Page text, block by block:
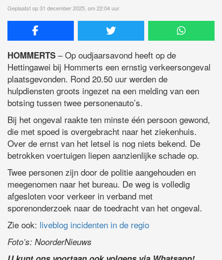
Geplaatst op 31 december 2025, om 22:04 uur
HOMMERTS – Op oudjaarsavond heeft op de
Hettingawei bij Hommerts een ernstig verkeersongeval
plaatsgevonden. Rond 20.50 uur werden de
hulpdiensten groots ingezet na een melding van een
botsing tussen twee personenauto’s.
Bij het ongeval raakte ten minste één persoon gewond,
die met spoed is overgebracht naar het ziekenhuis.
Over de ernst van het letsel is nog niets bekend. De
betrokken voertuigen liepen aanzienlijke schade op.
Twee personen zijn door de politie aangehouden en
meegenomen naar het bureau. De weg is volledig
afgesloten voor verkeer in verband met
sporenonderzoek naar de toedracht van het ongeval.
Zie ook: liveblog incidenten in de regio
Foto’s: NoorderNieuws